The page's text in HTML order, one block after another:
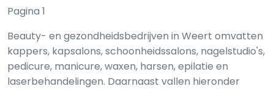
Pagina 1
Beauty- en gezondheidsbedrijven in Weert omvatten
kappers, kapsalons, schoonheidssalons, nagelstudio's,
pedicure, manicure, waxen, harsen, epilatie en
laserbehandelingen. Daarnaast vallen hieronder